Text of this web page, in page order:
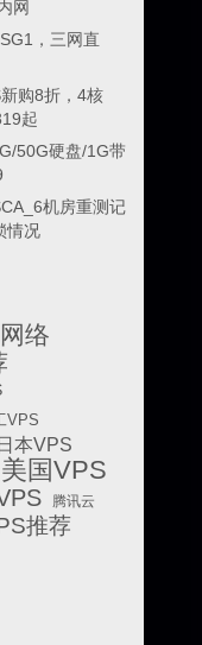
网
，三网直
购8折，4核
起
50G硬盘/1G带
机房重测记
情况
络
VPS
日本VPS
美国VPS
腾讯云
推荐